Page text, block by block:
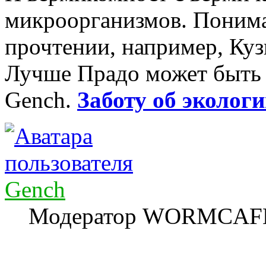
микроорганизмов.
прочтении, например,
Лучше Прадо может
Gench. Заботу об
Gench
Модератор